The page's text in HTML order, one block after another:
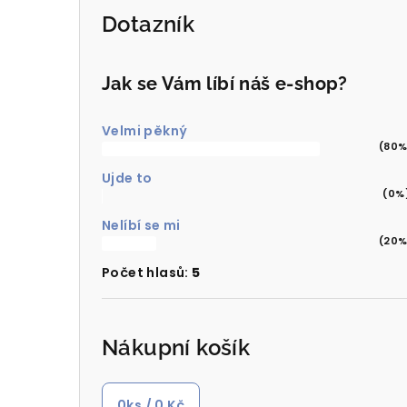
Dotazník
Jak se Vám líbí náš e-shop?
Velmi pěkný
Ujde to
Nelíbí se mi
Počet hlasů: 5
Nákupní košík